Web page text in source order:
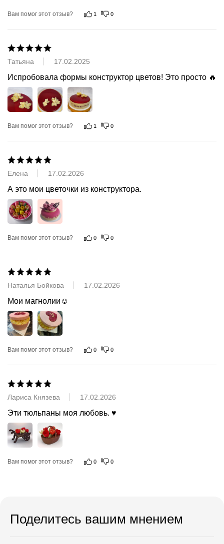
Вам помог этот отзыв? 1 0
Татьяна 17.02.2025
Испробовала формы конструктор цветов! Это просто 🔥
Вам помог этот отзыв? 1 0
Елена 17.02.2026
А это мои цветочки из конструктора.
Вам помог этот отзыв? 0 0
Наталья Бойкова 17.02.2026
Мои магнолии☺️
Вам помог этот отзыв? 0 0
Лариса Князева 17.02.2026
Эти тюльпаны моя любовь. ♥️
Вам помог этот отзыв? 0 0
Поделитесь вашим мнением